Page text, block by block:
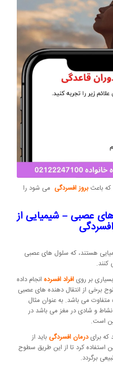
که باعث بروز افسردگی می شود را
عصبی –شیمیایی از
هستند، که سلول های عصبی
کنند.
بر رویافراد افسردهانجام داده
برخی از انتقال دهنده های عصبی
متفاوت می باشد. به عنوان مثال
و شادی در مغز می باشد در
است.
که برایدرمان افسردگی باید از
استفاده کرد تا از این طریق سطوح
برگردد.